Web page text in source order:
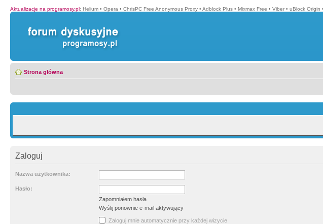
Aktualizacje na programosy.pl: Helium • Opera • ChrisPC Free Anonymous Proxy • Adblock Plus • Mixmax Free • Viber • uBlock Origin •
Strona główna
Zaloguj
Nazwa użytkownika:
Hasło:
Zapomniałem hasła
Wyślij ponownie e-mail aktywujący
Zaloguj mnie automatycznie przy każdej wizycie